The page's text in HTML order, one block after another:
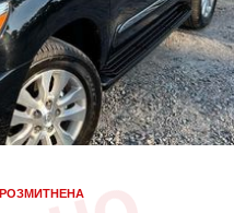
РОЗМИТНЕНА